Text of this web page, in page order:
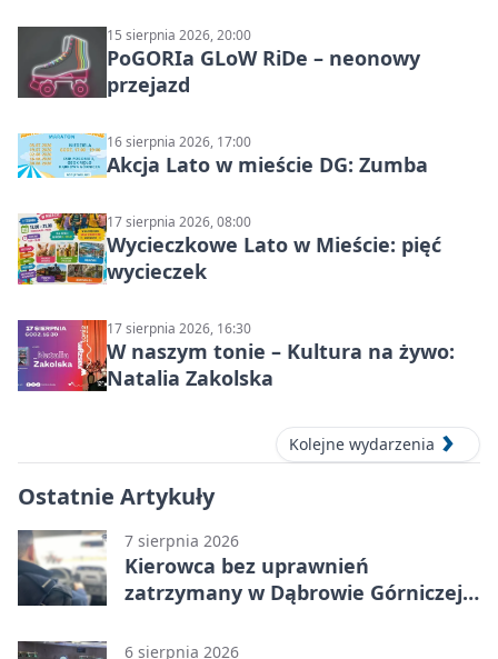
15 sierpnia 2026, 20:00
PoGORIa GLoW RiDe – neonowy
przejazd
16 sierpnia 2026, 17:00
Akcja Lato w mieście DG: Zumba
17 sierpnia 2026, 08:00
Wycieczkowe Lato w Mieście: pięć
wycieczek
17 sierpnia 2026, 16:30
W naszym tonie – Kultura na żywo:
Natalia Zakolska
Kolejne wydarzenia
Ostatnie Artykuły
7 sierpnia 2026
Kierowca bez uprawnień
zatrzymany w Dąbrowie Górniczej.
6 sierpnia 2026